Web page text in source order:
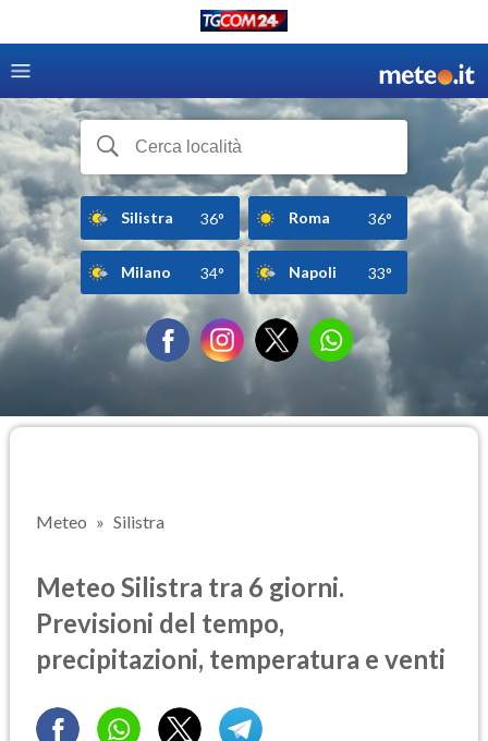
Silistra 36° Roma 36°
Milano 34° Napoli 33°
Meteo Silistra
Meteo Silistra tra 6 giorni.
Previsioni del tempo,
precipitazioni, temperatura e venti